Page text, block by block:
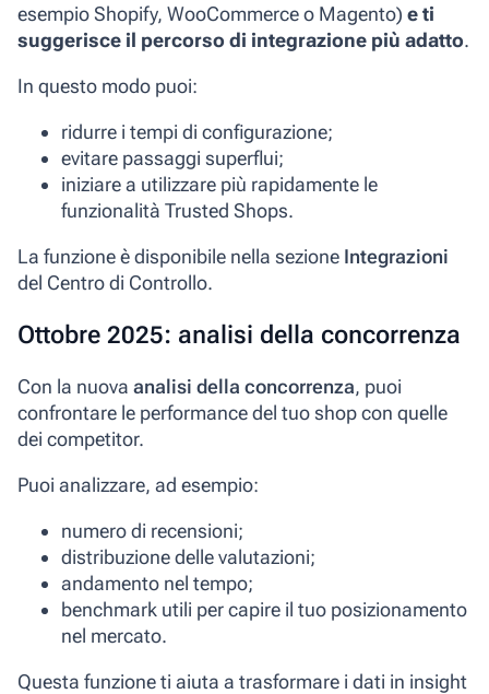
esempio Shopify, WooCommerce o Magento) e ti
suggerisce il percorso di integrazione più adatto.
In questo modo puoi:
ridurre i tempi di configurazione;
evitare passaggi superflui;
iniziare a utilizzare più rapidamente le
funzionalità Trusted Shops.
La funzione è disponibile nella sezione Integrazioni
del Centro di Controllo.
Ottobre 2025: analisi della concorrenza
Con la nuova analisi della concorrenza, puoi
confrontare le performance del tuo shop con quelle
dei competitor.
Puoi analizzare, ad esempio:
numero di recensioni;
distribuzione delle valutazioni;
andamento nel tempo;
benchmark utili per capire il tuo posizionamento
nel mercato.
Questa funzione ti aiuta a trasformare i dati in insight